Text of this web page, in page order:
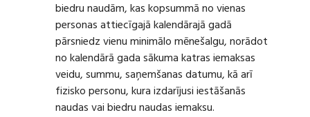
biedru naudām, kas kopsummā no vienas
personas attiecīgajā kalendārajā gadā
pārsniedz vienu minimālo mēnešalgu, norādot
no kalendārā gada sākuma katras iemaksas
veidu, summu, saņemšanas datumu, kā arī
fizisko personu, kura izdarījusi iestāšanās
naudas vai biedru naudas iemaksu.